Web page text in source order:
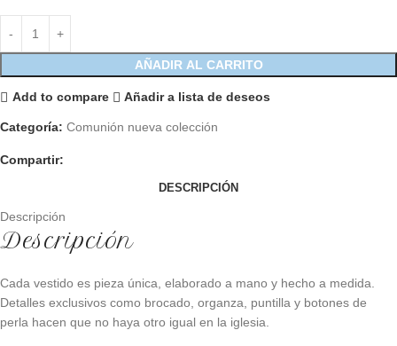
AÑADIR AL CARRITO
Add to compare Añadir a lista de deseos
Categoría: Comunión nueva colección
Compartir:
DESCRIPCIÓN
Descripción
Descripción
Cada vestido es pieza única, elaborado a mano y hecho a medida.
Detalles exclusivos como brocado, organza, puntilla y botones de
perla hacen que no haya otro igual en la iglesia.